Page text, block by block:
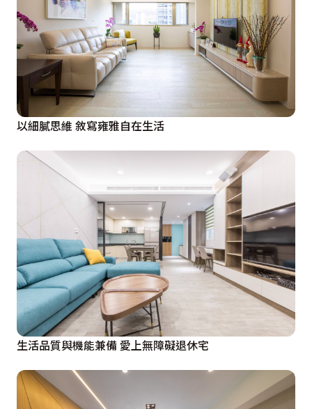
以細膩思維 敘寫雍雅自在生活
生活品質與機能兼備 愛上無障礙退休宅